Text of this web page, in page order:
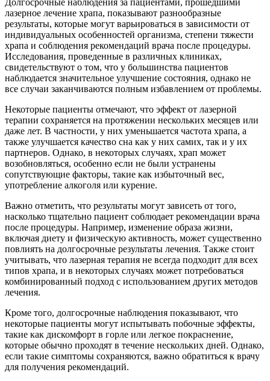
Долгосрочные наблюдения за пациентами, прошедшими
лазерное лечение храпа, показывают разнообразные
результаты, которые могут варьироваться в зависимости от
индивидуальных особенностей организма, степени тяжести
храпа и соблюдения рекомендаций врача после процедуры.
Исследования, проведенные в различных клиниках,
свидетельствуют о том, что у большинства пациентов
наблюдается значительное улучшение состояния, однако не
все случаи заканчиваются полным избавлением от проблемы.
Некоторые пациенты отмечают, что эффект от лазерной
терапии сохраняется на протяжении нескольких месяцев или
даже лет. В частности, у них уменьшается частота храпа, а
также улучшается качество сна как у них самих, так и у их
партнеров. Однако, в некоторых случаях, храп может
возобновляться, особенно если не были устранены
сопутствующие факторы, такие как избыточный вес,
употребление алкоголя или курение.
Важно отметить, что результаты могут зависеть от того,
насколько тщательно пациент соблюдает рекомендации врача
после процедуры. Например, изменение образа жизни,
включая диету и физическую активность, может существенно
повлиять на долгосрочные результаты лечения. Также стоит
учитывать, что лазерная терапия не всегда подходит для всех
типов храпа, и в некоторых случаях может потребоваться
комбинированный подход с использованием других методов
лечения.
Кроме того, долгосрочные наблюдения показывают, что
некоторые пациенты могут испытывать побочные эффекты,
такие как дискомфорт в горле или легкое покраснение,
которые обычно проходят в течение нескольких дней. Однако,
если такие симптомы сохраняются, важно обратиться к врачу
для получения рекомендаций.